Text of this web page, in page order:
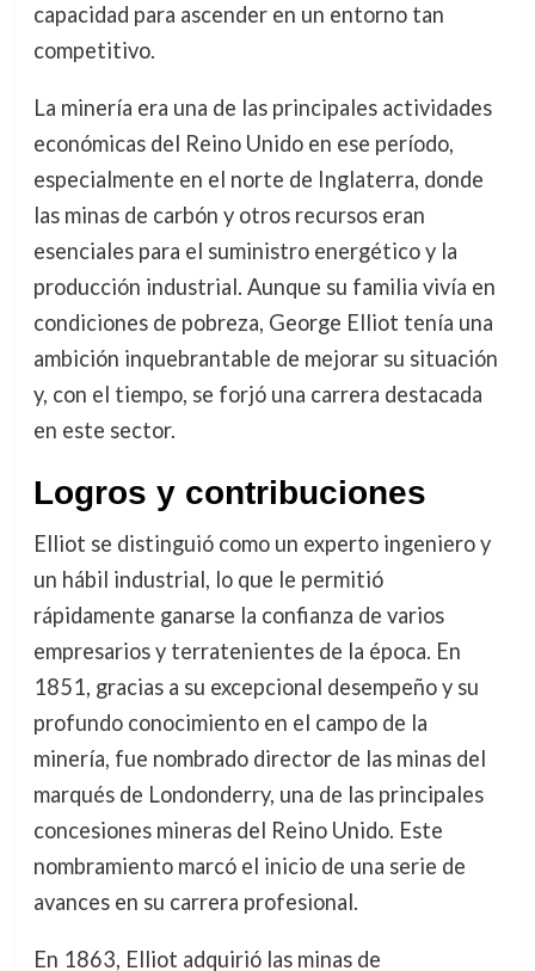
capacidad para ascender en un entorno tan
competitivo.
La minería era una de las principales actividades
económicas del Reino Unido en ese período,
especialmente en el norte de Inglaterra, donde
las minas de carbón y otros recursos eran
esenciales para el suministro energético y la
producción industrial. Aunque su familia vivía en
condiciones de pobreza, George Elliot tenía una
ambición inquebrantable de mejorar su situación
y, con el tiempo, se forjó una carrera destacada
en este sector.
Logros y contribuciones
Elliot se distinguió como un experto ingeniero y
un hábil industrial, lo que le permitió
rápidamente ganarse la confianza de varios
empresarios y terratenientes de la época. En
1851, gracias a su excepcional desempeño y su
profundo conocimiento en el campo de la
minería, fue nombrado director de las minas del
marqués de Londonderry, una de las principales
concesiones mineras del Reino Unido. Este
nombramiento marcó el inicio de una serie de
avances en su carrera profesional.
En 1863, Elliot adquirió las minas de